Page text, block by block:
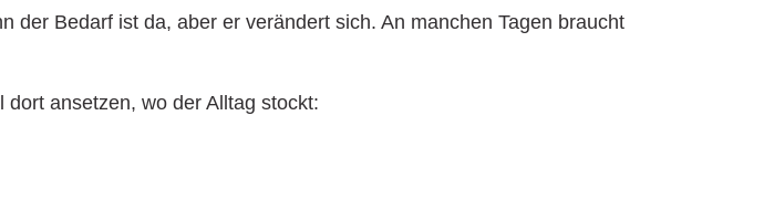
der Bedarf ist da, aber er verändert sich. An manchen Tagen braucht
ansetzen, wo der Alltag stockt: